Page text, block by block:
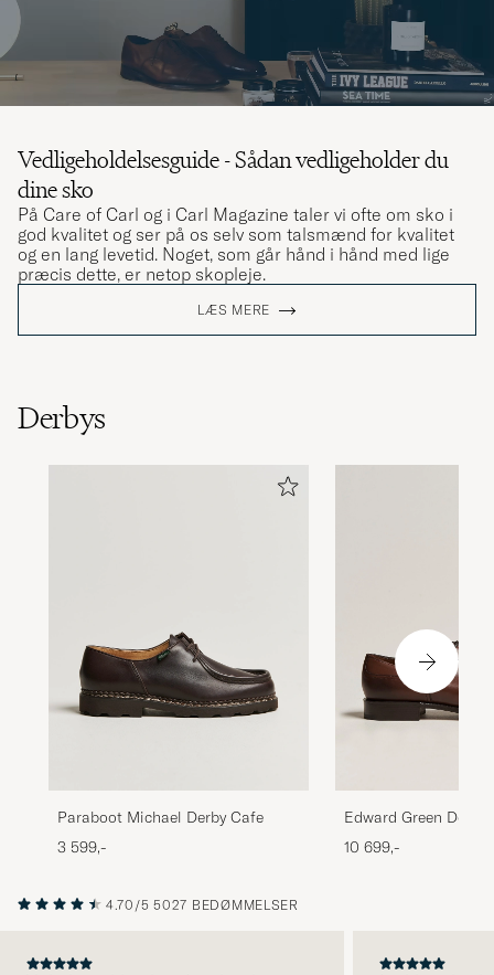
Vedligeholdelsesguide - Sådan vedligeholder du
dine sko
På Care of Carl og i Carl Magazine taler vi ofte om sko i
god kvalitet og ser på os selv som talsmænd for kvalitet
og en lang levetid. Noget, som går hånd i hånd med lige
præcis dette, er netop skopleje.
LÆS MERE
Derbys
Paraboot Michael Derby Cafe
3 599,-
Edward Green Dover
Dark Oak Calf
10 699,-
4.70/5 5027 BEDØMMELSER